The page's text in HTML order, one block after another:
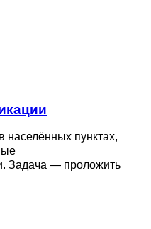
населённых пунктах,
Задача — проложить